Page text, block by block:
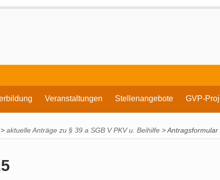
Veranstaltungen Stellenangebote GVP-
> aktuelle Anträge zu § 39 a SGB V PKV u. Beihilfe >Antragsformular